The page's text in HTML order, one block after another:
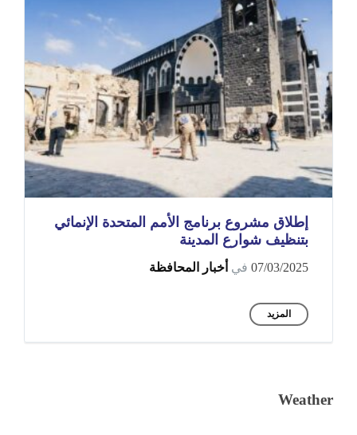
إطلاق مشروع برنامج الأمم المتحدة الإنمائي
بتنظيف شوارع المدينة
07/03/2025 في أخبار المحافظة
المزيد
Weather